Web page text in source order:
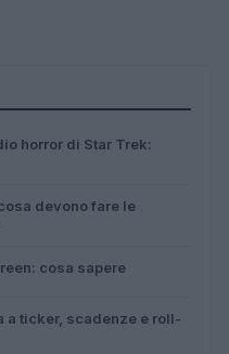
horror di Star Trek:
devono fare le
cosa sapere
a ticker, scadenze e roll-